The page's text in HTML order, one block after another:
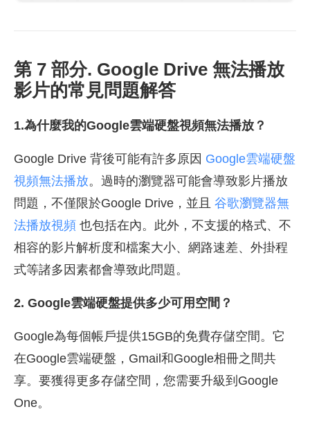
第 7 部分. Google Drive 無法播放
影片的常見問題解答
1.為什麼我的Google雲端硬盤視頻無法播放？
Google Drive 背後可能有許多原因 Google雲端硬盤
視頻無法播放。過時的瀏覽器可能會導致影片播放
問題，不僅限於Google Drive，並且 谷歌瀏覽器無
法播放視頻 也包括在內。此外，不支援的格式、不
相容的影片解析度和檔案大小、網路速差、外掛程
式等諸多因素都會導致此問題。
2. Google雲端硬盤提供多少可用空間？
Google為每個帳戶提供15GB的免費存儲空間。它
在Google雲端硬盤，Gmail和Google相冊之間共
享。要獲得更多存儲空間，您需要升級到Google
One。